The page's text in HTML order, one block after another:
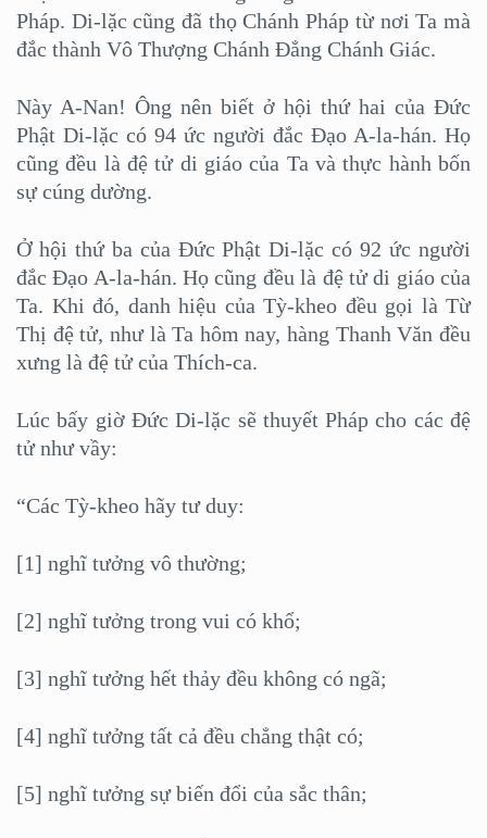
Pháp. Di-lặc cũng đã thọ Chánh Pháp từ nơi Ta mà
đắc thành Vô Thượng Chánh Đẳng Chánh Giác.
Này A-Nan! Ông nên biết ở hội thứ hai của Đức
Phật Di-lặc có 94 ức người đắc Đạo A-la-hán. Họ
cũng đều là đệ tử di giáo của Ta và thực hành bốn
sự cúng dường.
Ở hội thứ ba của Đức Phật Di-lặc có 92 ức người
đắc Đạo A-la-hán. Họ cũng đều là đệ tử di giáo của
Ta. Khi đó, danh hiệu của Tỳ-kheo đều gọi là Từ
Thị đệ tử, như là Ta hôm nay, hàng Thanh Văn đều
xưng là đệ tử của Thích-ca.
Lúc bấy giờ Đức Di-lặc sẽ thuyết Pháp cho các đệ
tử như vầy:
“Các Tỳ-kheo hãy tư duy:
[1] nghĩ tưởng vô thường;
[2] nghĩ tưởng trong vui có khổ;
[3] nghĩ tưởng hết thảy đều không có ngã;
[4] nghĩ tưởng tất cả đều chẳng thật có;
[5] nghĩ tưởng sự biến đổi của sắc thân;